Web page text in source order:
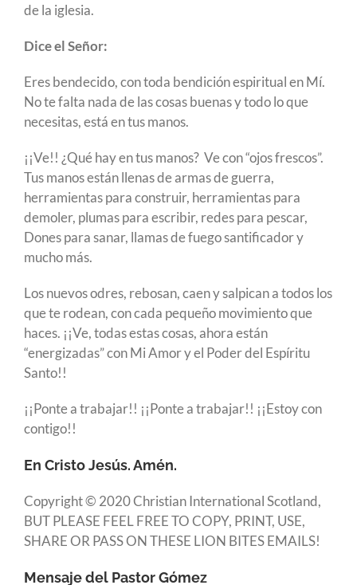
de la iglesia.
Dice el Señor:
Eres bendecido, con toda bendición espiritual en Mí.
No te falta nada de las cosas buenas y todo lo que
necesitas, está en tus manos.
¡¡Ve!! ¿Qué hay en tus manos? Ve con “ojos frescos”.
Tus manos están llenas de armas de guerra,
herramientas para construir, herramientas para
demoler, plumas para escribir, redes para pescar,
Dones para sanar, llamas de fuego santificador y
mucho más.
Los nuevos odres, rebosan, caen y salpican a todos los
que te rodean, con cada pequeño movimiento que
haces. ¡¡Ve, todas estas cosas, ahora están
“energizadas” con Mi Amor y el Poder del Espíritu
Santo!!
¡¡Ponte a trabajar!! ¡¡Ponte a trabajar!! ¡¡Estoy con
contigo!!
En Cristo Jesús. Amén.
Copyright © 2020 Christian International Scotland,
BUT PLEASE FEEL FREE TO COPY, PRINT, USE,
SHARE OR PASS ON THESE LION BITES EMAILS!
Mensaje del Pastor Gómez